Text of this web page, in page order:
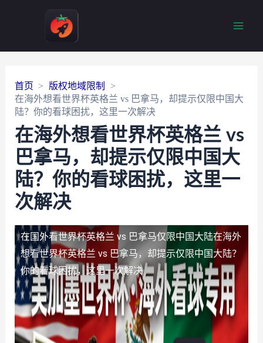
首页
版权地域限制
在海外想看世界杯英格兰 vs 巴拿马，却提示仅限中国大
陆？你的看球困扰，这里一次解决
在海外想看世界杯英格兰 vs
巴拿马，却提示仅限中国大
陆？你的看球困扰，这里一
次解决
在国外看世界杯英格兰 vs 巴拿马仅限中国大陆在海外
想看世界杯英格兰 vs 巴拿马，却提示仅限中国大陆？
你的看球困扰，这里一次解决